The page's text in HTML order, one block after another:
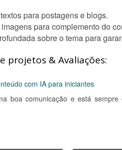
para postagens e blogs.
para complemento do
sobre o tema para
projetos & Avaliações:
com IA para iniciantes
boa comunicação e está